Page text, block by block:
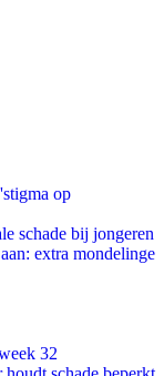
op
schade bij jongeren
extra mondelinge
32